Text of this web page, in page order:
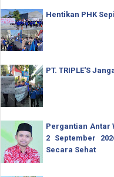
Hentikan PHK
PT. TRIPLE'S
Pergantian Antar
2 September
Secara Sehat